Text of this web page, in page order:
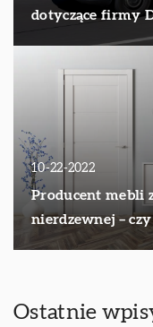
dotyczące firmy
10-22-2022
Producent mebli
nierdzewnej – czy
Ostatnie